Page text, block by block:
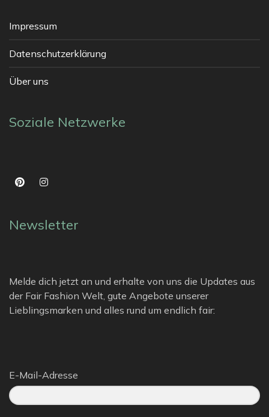
Impressum
Datenschutzerklärung
Über uns
Soziale Netzwerke
Newsletter
Melde dich jetzt an und erhalte von uns die Updates aus
der Fair Fashion Welt, gute Angebote unserer
Lieblingsmarken und alles rund um endlich fair:
E-Mail-Adresse